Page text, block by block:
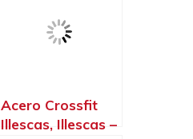
Acero Crossfit
Illescas, Illescas –